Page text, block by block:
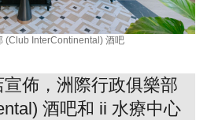
(Club InterContinental) 酒吧
佈，洲際行政俱樂部
酒吧和 ii 水療中心